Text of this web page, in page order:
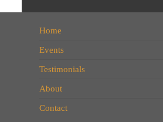
Home
Events
Testimonials
About
Contact